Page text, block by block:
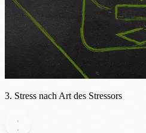
3. Stress nach Art des Stressors